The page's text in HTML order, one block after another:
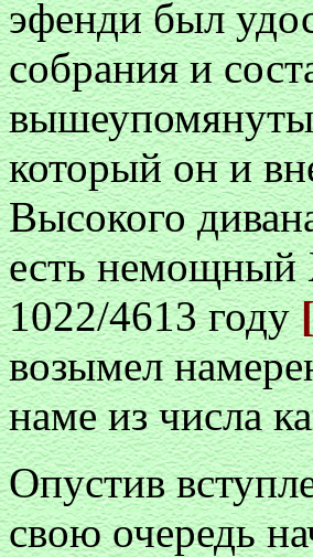
эфенди был
собрания и
который он и
Высокого
есть немощный
1022/4613 году
возымел
наме из числа
Опустив
свою очередь